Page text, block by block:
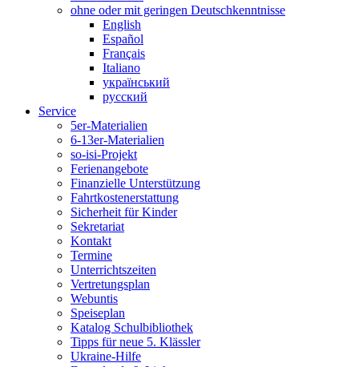
ohne oder mit geringen Deutschkenntnisse
English
Español
Français
Italiano
український
русский
Service
5er-Materialien
6-13er-Materialien
so-isi-Projekt
Ferienangebote
Finanzielle Unterstützung
Fahrtkostenerstattung
Sicherheit für Kinder
Sekretariat
Kontakt
Termine
Unterrichtszeiten
Vertretungsplan
Webuntis
Speiseplan
Katalog Schulbibliothek
Tipps für neue 5. Klässler
Ukraine-Hilfe